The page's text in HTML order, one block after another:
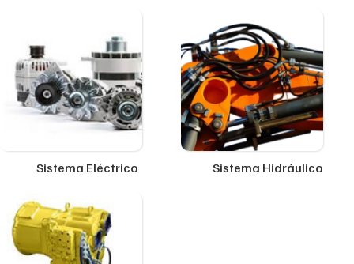
Sistema Eléctrico Sistema Hidráulico